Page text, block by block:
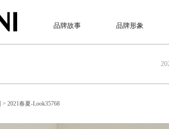
品牌故事 品牌形象
> 2021春夏-Look35768